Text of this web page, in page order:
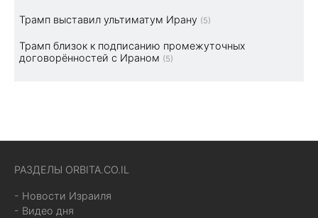
Трамп выставил ультиматум Ирану (5)
Трамп близок к подписанию промежуточных
договорённостей с Ираном (5)
РАЗДЕЛЫ ORBITA.CO.IL
- Новости Израиля
- Видео дня